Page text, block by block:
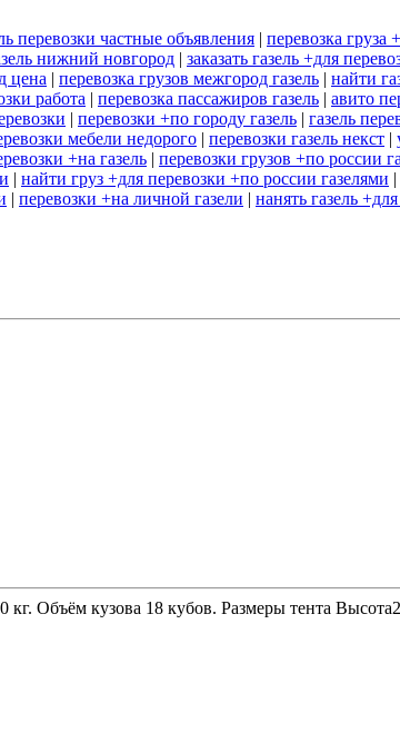
перевозки частные объявления | перевозка груза
нижний новгород | заказать газель +для
цена | перевозка грузов межгород газель | найти
работа | перевозка пассажиров газель | авито
| перевозки +по городу газель | газель
мебели недорого | перевозки газель некст |
+на газель | перевозки грузов +по россии
| найти груз +для перевозки +по россии газелями |
| перевозки +на личной газели | нанять газель
Объём кузова 18 кубов. Размеры тента